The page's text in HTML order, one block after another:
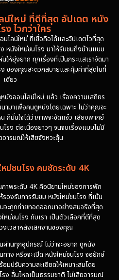
น์ใหม่ ที่ดีที่สุด อัปเดต หนัง
ง ไวกว่าใคร
ไลน์ใหม่ ที่เชื่อถือได้และอัปเดตไวที่สุด
หนังใหม่ชนโรง มาให้รับชมถึงบ้านแบบ
ให้ยุ่งยาก ทุกเรื่องที่เป็นกระแสเราจัดมา
ง ของคุณสะดวกสบายและคุ้มค่าที่สุดในที่
เดียว
นังออนไลน์ใหม่ แล้ว เรื่องความเสถียร
มาเพื่อคนดูหนังโดยเฉพาะ ไม่ว่าคุณจะ
ก็มั่นใจได้ว่าภาพจะชัดแจ๋ว เสียงพากย์
โรง ต่อเนื่องยาวๆ จนจบเรื่องแบบไม่มี
ารมณ์ให้เสียจังหวะลุ้น
ม่ชนโรง คมชัดระดับ 4K
าพระดับ 4K คือนิยามใหม่ของการพัก
รองรับการรับชม หนังใหม่ชนโรง ที่เน้น
ะถูกถ่ายทอดออกมาอย่างสมจริงที่สุด
หม่ชนโรง กับเรา เป็นตัวเลือกที่ดีที่สุด
เวลาหลังเลิกงานของคุณ
ผ่านทุกอุปกรณ์ ไม่ว่าจะอยาก ดูหนัง
าง หรือจะเปิด หนังใหม่ชนโรง จอยักษ์
มปรับความละเอียดให้เหมาะสมโดย
ง ลื่นไหลเป็นธรรมชาติ ไม่เสียอารมณ์